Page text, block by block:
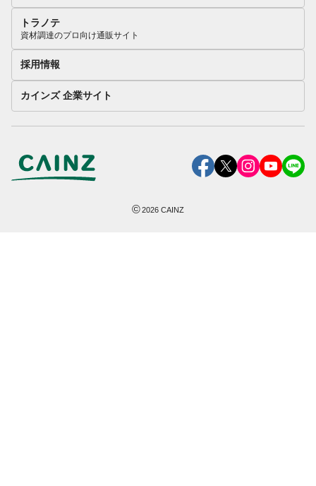
トラノテ
資材調達のプロ向け通販サイト
採用情報
カインズ 企業サイト
©2026 CAINZ